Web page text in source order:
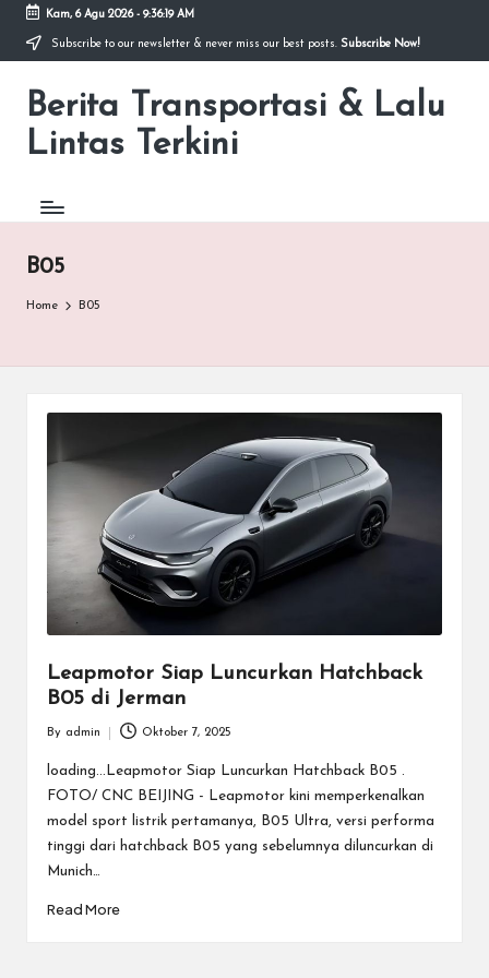
Skip
content
Kam, 6 Agu 2026- 9:36:19 AM
Subscribe to our newsletter & never miss our best posts. Subscribe Now!
Berita Transportasi & Lalu
Lintas Terkini
premancity.biz.id
B05
Home B05
Leapmotor Siap Luncurkan Hatchback
B05 di Jerman
by
By admin Oktober 7, 2025
loading...Leapmotor Siap Luncurkan Hatchback B05 .
FOTO/ CNC BEIJING - Leapmotor kini memperkenalkan
model sport listrik pertamanya, B05 Ultra, versi performa
tinggi dari hatchback B05 yang sebelumnya diluncurkan di
Munich…
Read More